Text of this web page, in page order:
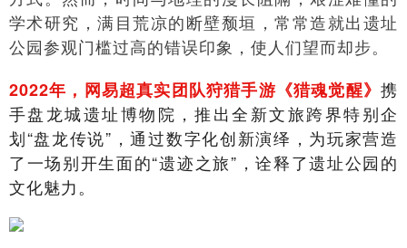
学术研究，满目荒凉的断壁颓垣，常常造就出遗址
公园参观门槛过高的错误印象，使人们望而却步。
2022年，网易超真实团队狩猎手游《猎魂觉醒》 携
手盘龙城遗址博物院，推出全新文旅跨界特别企
划“盘龙传说”，通过数字化创新演绎，为玩家营造
了一场别开生面的“遗迹之旅”，诠释了遗址公园的
文化魅力。